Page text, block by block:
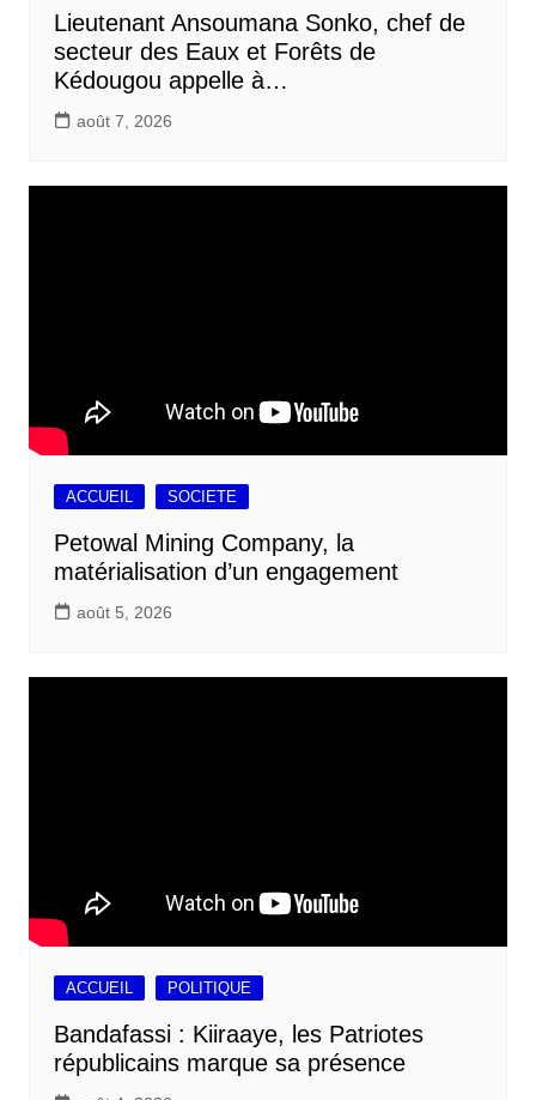
Lieutenant Ansoumana Sonko, chef de
secteur des Eaux et Forêts de
Kédougou appelle à…
août 7, 2026
ACCUEIL SOCIETE
Petowal Mining Company, la
matérialisation d’un engagement
août 5, 2026
ACCUEIL POLITIQUE
Bandafassi : Kiiraaye, les Patriotes
républicains marque sa présence